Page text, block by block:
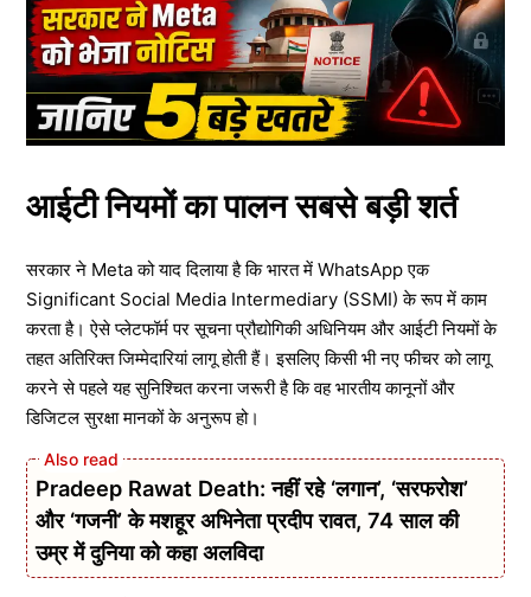
आईटी नियमों का पालन सबसे बड़ी शर्त
सरकार ने Meta को याद दिलाया है कि भारत में WhatsApp एक
Significant Social Media Intermediary (SSMI) के रूप में काम
करता है। ऐसे प्लेटफॉर्म पर सूचना प्रौद्योगिकी अधिनियम और आईटी नियमों के
तहत अतिरिक्त जिम्मेदारियां लागू होती हैं। इसलिए किसी भी नए फीचर को लागू
करने से पहले यह सुनिश्चित करना जरूरी है कि वह भारतीय कानूनों और
डिजिटल सुरक्षा मानकों के अनुरूप हो।
Pradeep Rawat Death: नहीं रहे ‘लगान’, ‘सरफरोश’
और ‘गजनी’ के मशहूर अभिनेता प्रदीप रावत, 74 साल की
उम्र में दुनिया को कहा अलविदा